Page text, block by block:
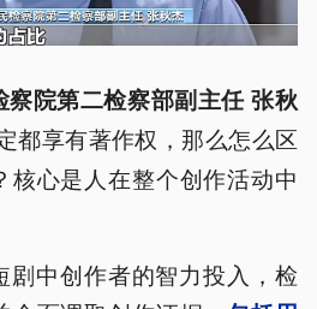
院第二检察部副主任 张秋
都享有著作权，那么怎么区
核心是人在整个创作活动中
剧中创作者的智力投入，检